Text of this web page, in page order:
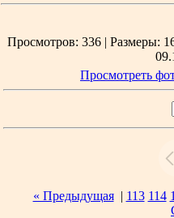
Просмотров: 336 | Размеры:
Просмотреть
« Предыдущая| 113 114